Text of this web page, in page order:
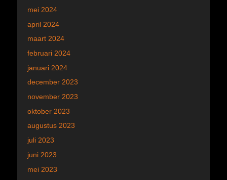
mei 2024
april 2024
maart 2024
februari 2024
januari 2024
december 2023
november 2023
oktober 2023
augustus 2023
juli 2023
juni 2023
mei 2023